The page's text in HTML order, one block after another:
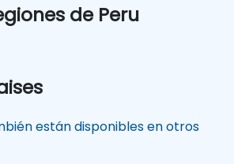
de Peru
están disponibles en otros